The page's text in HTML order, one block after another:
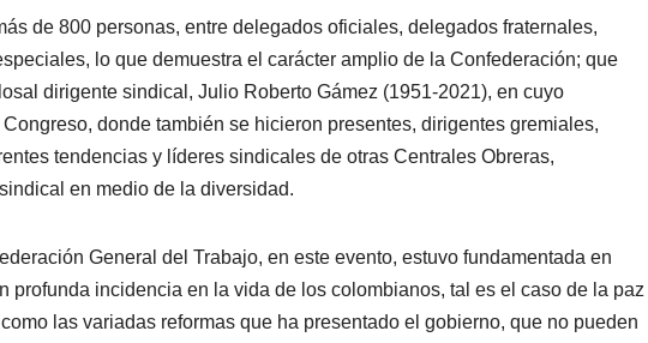
de 800 personas, entre delegados oficiales, delegados fraternales,
lo que demuestra el carácter amplio de la Confederación; que
dirigente sindical, Julio Roberto Gámez (1951-2021), en cuyo
donde también se hicieron presentes, dirigentes gremiales,
tendencias y líderes sindicales de otras Centrales Obreras,
en medio de la diversidad.
General del Trabajo, en este evento, estuvo fundamentada en
profunda incidencia en la vida de los colombianos, tal es el caso de la paz
las variadas reformas que ha presentado el gobierno, que no pueden